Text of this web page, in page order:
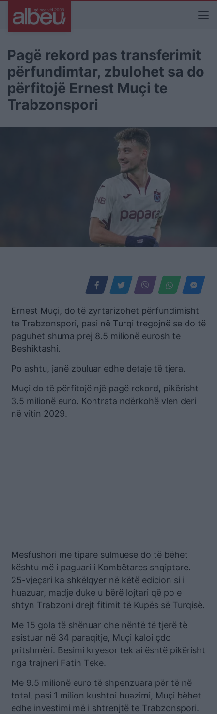
Pagë rekord pas transferimit
përfundimtar, zbulohet sa do
përfitojë Ernest Muçi te
Trabzonspori
Ernest Muçi, do të zyrtarizohet përfundimisht
te Trabzonspori, pasi në Turqi tregojnë se do të
paguhet shuma prej 8.5 milionë eurosh te
Beshiktashi.
Po ashtu, janë zbuluar edhe detaje të tjera.
Muçi do të përfitojë një pagë rekord, pikërisht
3.5 milionë euro. Kontrata ndërkohë vlen deri
në vitin 2029.
Mesfushori me tipare sulmuese do të bëhet
kështu më i paguari i Kombëtares shqiptare.
25-vjeçari ka shkëlqyer në këtë edicion si i
huazuar, madje duke u bërë lojtari që po e
shtyn Trabzoni drejt fitimit të Kupës së Turqisë.
Me 15 gola të shënuar dhe nëntë të tjerë të
asistuar në 34 paraqitje, Muçi kaloi çdo
pritshmëri. Besimi kryesor tek ai është pikërisht
nga trajneri Fatih Teke.
Me 9.5 milionë euro të shpenzuara për të në
total, pasi 1 milion kushtoi huazimi, Muçi bëhet
edhe investimi më i shtrenjtë te Trabzonspori.